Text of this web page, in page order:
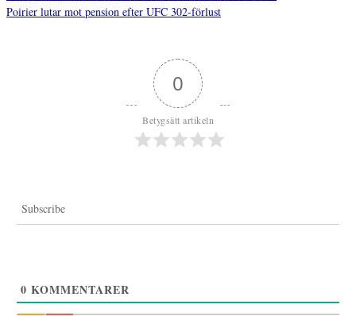
Poirier lutar mot pension efter UFC 302-förlust
0
Betygsätt artikeln
Subscribe
0 KOMMENTARER